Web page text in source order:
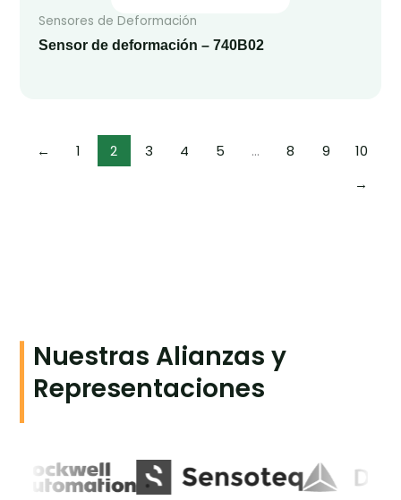
Sensores de Deformación
Sensor de deformación – 740B02
← 1 2 3 4 5 … 8 9
10
→
Nuestras Alianzas y
Representaciones